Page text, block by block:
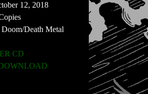
12, 2018
Death Metal
CD